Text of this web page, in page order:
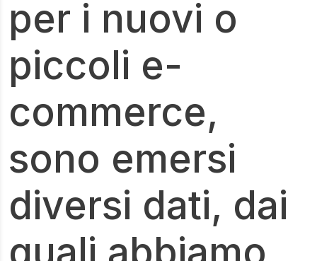
per i nuovi o
piccoli e-
commerce,
sono emersi
diversi dati, dai